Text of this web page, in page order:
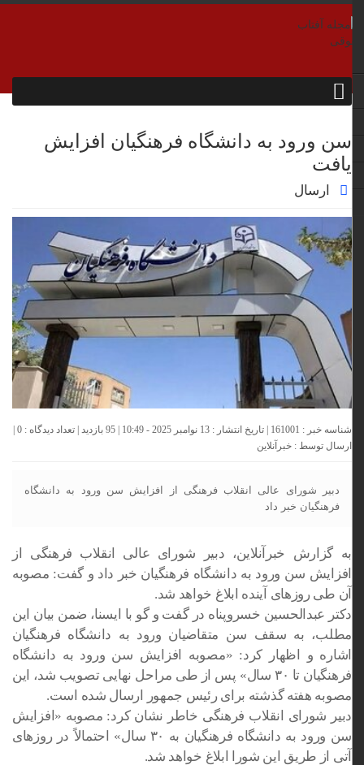
سن ورود به دانشگاه فرهنگیان افزایش
یافت
ارسال
شناسه خبر : 161001 | تاریخ انتشار : 13 نوامبر 2025 - 10:49 | 95 بازدید | تعداد دیدگاه : 0
|
ارسال توسط :خبرآنلاین
دبیر شورای عالی انقلاب فرهنگی از افزایش سن ورود به دانشگاه
فرهنگیان خبر داد
به گزارش خبرآنلاین، دبیر شورای عالی انقلاب فرهنگی از
افزایش سن ورود به دانشگاه فرهنگیان خبر داد و گفت: مصوبه
آن طی روزهای آینده ابلاغ خواهد شد.
دکتر عبدالحسین خسروپناه در گفت و گو با ایسنا، ضمن بیان این
مطلب، به سقف سن متقاضیان ورود به دانشگاه فرهنگیان
اشاره و اظهار کرد: «مصوبه افزایش سن ورود به دانشگاه
فرهنگیان تا ۳۰ سال» پس از طی مراحل نهایی تصویب شد، این
مصوبه هفته گذشته برای رئیس جمهور ارسال شده است.
دبیر شورای انقلاب فرهنگی خاطر نشان کرد: مصوبه «افزایش
سن ورود به دانشگاه فرهنگیان به ۳۰ سال» احتمالاً در روزهای
آتی از طریق این شورا ابلاغ خواهد شد.